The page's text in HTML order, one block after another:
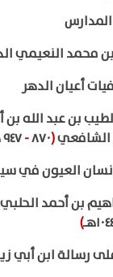
بن محمد النعيمي
أعيان الدهر
بن عبد الله
الشافعي(٨٧٠-
العيون في
بن أحمد الحلبي
)
رسالة ابن أبي